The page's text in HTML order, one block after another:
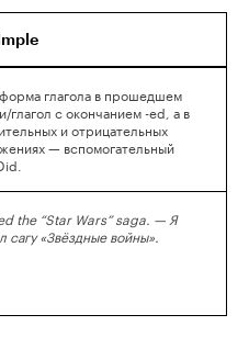
глагола в прошедшем
глагол с окончанием -ed, а в
и отрицательных
— вспомогательный
the “Star Wars” saga. — Я
сагу «Звёздные войны».